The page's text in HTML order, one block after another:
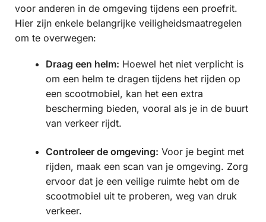
voor anderen in de omgeving tijdens een proefrit.
Hier zijn enkele belangrijke veiligheidsmaatregelen
om te overwegen:
Draag een helm: Hoewel het niet verplicht is
om een helm te dragen tijdens het rijden op
een scootmobiel, kan het een extra
bescherming bieden, vooral als je in de buurt
van verkeer rijdt.
Controleer de omgeving: Voor je begint met
rijden, maak een scan van je omgeving. Zorg
ervoor dat je een veilige ruimte hebt om de
scootmobiel uit te proberen, weg van druk
verkeer.